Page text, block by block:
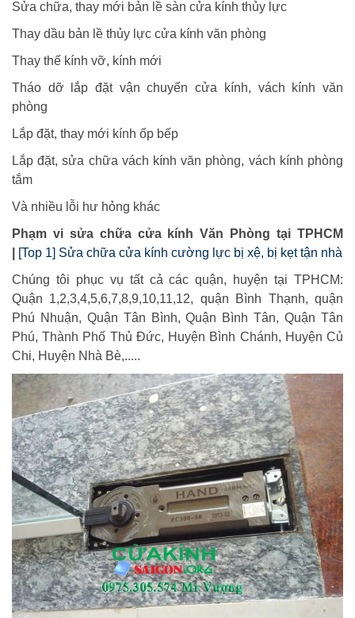
Sửa chữa, thay mới bản lề sàn cửa kính thủy lực
Thay dầu bản lề thủy lực cửa kính văn phòng
Thay thế kính vỡ, kính mới
Tháo dỡ lắp đặt vận chuyển cửa kính, vách kính văn
phòng
Lắp đặt, thay mới kính ốp bếp
Lắp đặt, sửa chữa vách kính văn phòng, vách kính phòng
tắm
Và nhiều lỗi hư hỏng khác
Phạm vi sửa chữa cửa kính Văn Phòng tại TPHCM
[Top 1] Sửa chữa cửa kính cường lực bị xệ, bị kẹt tận nhà
Chúng tôi phục vụ tất cả các quận, huyện tại TPHCM:
Quận 1,2,3,4,5,6,7,8,9,10,11,12, quận Bình Thạnh, quận
Phú Nhuận, Quận Tân Bình, Quận Bình Tân, Quận Tân
Phú, Thành Phố Thủ Đức, Huyện Bình Chánh, Huyện Củ
Chi, Huyện Nhà Bè,.....